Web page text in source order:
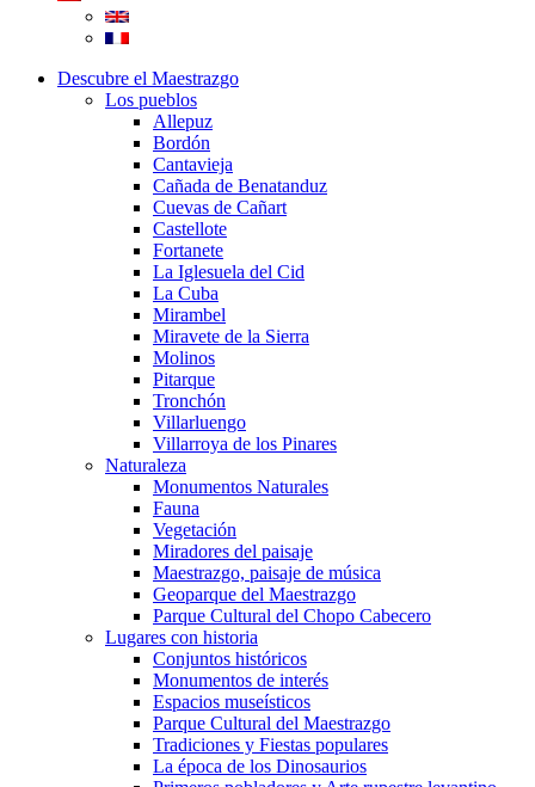
Descubre el Maestrazgo
Los pueblos
Allepuz
Bordón
Cantavieja
Cañada de Benatanduz
Cuevas de Cañart
Castellote
Fortanete
La Iglesuela del Cid
La Cuba
Mirambel
Miravete de la Sierra
Molinos
Pitarque
Tronchón
Villarluengo
Villarroya de los Pinares
Naturaleza
Monumentos Naturales
Fauna
Vegetación
Miradores del paisaje
Maestrazgo, paisaje de música
Geoparque del Maestrazgo
Parque Cultural del Chopo Cabecero
Lugares con historia
Conjuntos históricos
Monumentos de interés
Espacios museísticos
Parque Cultural del Maestrazgo
Tradiciones y Fiestas populares
La época de los Dinosaurios